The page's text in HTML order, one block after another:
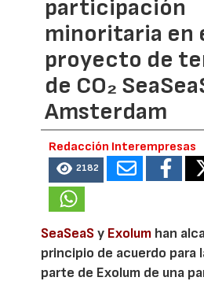
participación
minoritaria en
proyecto de
de CO₂
Amsterdam
Redacción Interempresas
2182
SeaSeaSy Exolum han
principio de acuerdo para
parte de Exolum de una